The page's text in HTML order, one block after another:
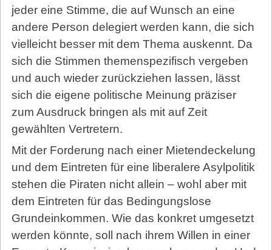
jeder eine Stimme, die auf Wunsch an eine
andere Person delegiert werden kann, die sich
vielleicht besser mit dem Thema auskennt. Da
sich die Stimmen themenspezifisch vergeben
und auch wieder zurückziehen lassen, lässt
sich die eigene politische Meinung präziser
zum Ausdruck bringen als mit auf Zeit
gewählten Vertretern.
Mit der Forderung nach einer Mietendeckelung
und dem Eintreten für eine liberalere Asylpolitik
stehen die Piraten nicht allein – wohl aber mit
dem Eintreten für das Bedingungslose
Grundeinkommen. Wie das konkret umgesetzt
werden könnte, soll nach ihrem Willen in einer